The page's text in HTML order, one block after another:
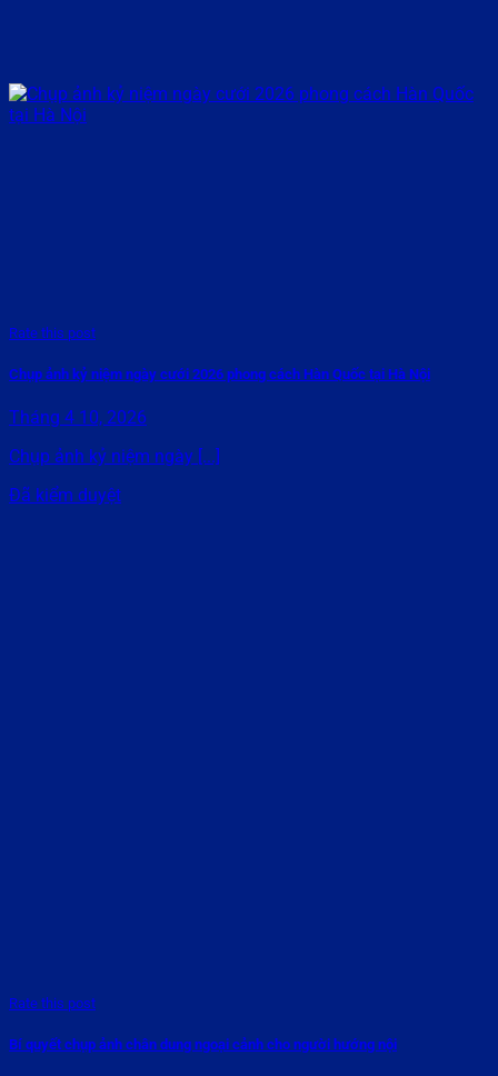
Rate this post
Chụp ảnh kỷ niệm ngày cưới 2026 phong cách Hàn Quốc tại Hà Nội
Tháng 4 10, 2026
Chụp ảnh kỷ niệm ngày [...]
Đã kiểm duyệt
Rate this post
Bí quyết chụp ảnh chân dung ngoại cảnh cho người hướng nội